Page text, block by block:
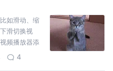
如滑动、缩
滑切换视
频播放器添
者其他元素
4